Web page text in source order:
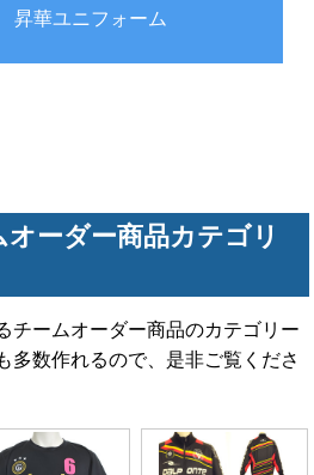
昇華ユニフォーム
オーダー商品カテゴリ
チームオーダー商品のカテゴリー
多数作れるので、是非ご覧くださ